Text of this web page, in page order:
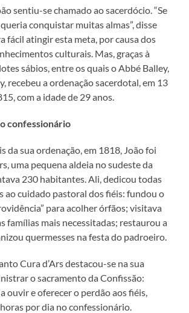
sentiu-se chamado ao sacerdócio. “Se
conquistar muitas almas”, disse
fácil atingir esta meta, por causa dos
culturais. Mas, graças à
sábios, entre os quais o Abbé Balley,
recebeu a ordenação sacerdotal, em 13
com a idade de 29 anos.
confessionário
da sua ordenação, em 1818, João foi
uma pequena aldeia no sudeste da
230 habitantes. Ali, dedicou todas
ao cuidado pastoral dos fiéis: fundou o
para acolher órfãos; visitava
famílias mais necessitadas; restaurou a
quermesses na festa do padroeiro.
Cura d’Ars destacou-se na sua
o sacramento da Confissão:
ouvir e oferecer o perdão aos fiéis,
por dia no confessionário.